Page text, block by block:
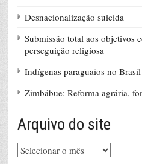
Desnacionalização suicida
Submissão total aos objetivos
perseguição religiosa
Indígenas paraguaios no Brasil
Zimbábue: Reforma agrária,
Arquivo do site
Arquivo
do